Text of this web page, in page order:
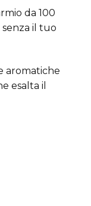
da 100
il tuo
aromatiche
esalta il